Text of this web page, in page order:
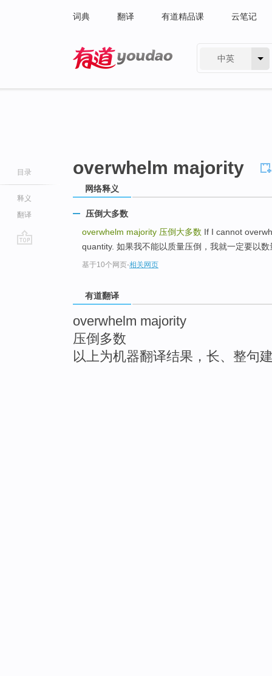
词典 翻译 有道精品课 云笔记
中英
目录
释义
翻译
overwhelm majority
网络释义
压倒大多数
overwhelm majority 压倒大多数 If I cannot
quantity. 如果我不能以质量压倒，我就一定要以数
基于10个网页-相关网页
有道翻译
overwhelm majority
压倒多数
以上为机器翻译结果，长、整句